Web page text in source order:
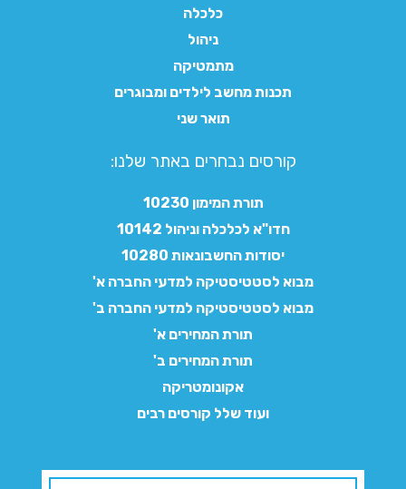
כלכלה
ניהול
מתמטיקה
תכנות מחשב לילדים ומבוגרים
תואר שני
קורסים נבחרים באתר שלנו:​
תורת המימון 10230
חדו"א לכלכלה וניהול 10142
יסודות החשבונאות 10280
מבוא לסטטיסטיקה למדעי החברה א'
מבוא לסטטיסטיקה למדעי החברה ב'
תורת המחירים א'
תורת המחירים ב'
אקונומטריקה
ועוד שלל קורסים רבים